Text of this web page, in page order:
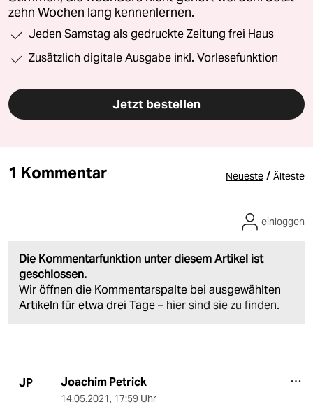
zehn Wochen lang kennenlernen.
Jeden Samstag als gedruckte Zeitung frei Haus
Zusätzlich digitale Ausgabe inkl. Vorlesefunktion
Jetzt bestellen
1 Kommentar Neueste / Älteste
Die Kommentarfunktion unter diesem Artikel ist
geschlossen.
Wir öffnen die Kommentarspalte bei ausgewählten
Artikeln für etwa drei Tage – hier sind sie zu finden.
einloggen
JP Joachim Petrick
14.05.2021, 17:59 Uhr